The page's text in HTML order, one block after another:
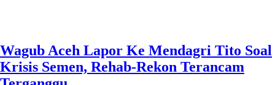
Wagub Aceh Lapor Ke Mendagri Tito Soal
Krisis Semen, Rehab-Rekon Terancam